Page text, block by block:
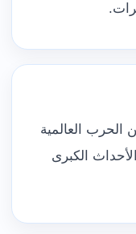
الحرب العالمية
الكبرى